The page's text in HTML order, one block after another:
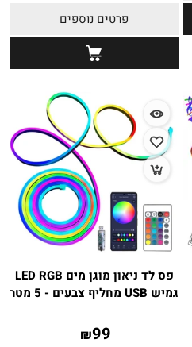
פרטים נוספים
פס לד ניאון מוגן מים LED RGB
גמיש USB מחליף צבעים - 5 מטר
₪99